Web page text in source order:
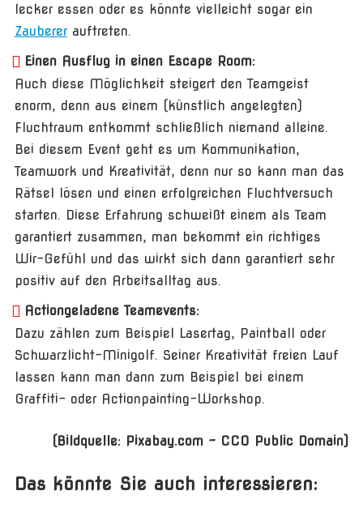
lecker essen oder es könnte vielleicht sogar ein
Zaubererauftreten.
Einen Ausflug in einen Escape Room:
Auch diese Möglichkeit steigert den Teamgeist
enorm, denn aus einem (künstlich angelegten)
Fluchtraum entkommt schließlich niemand alleine.
Bei diesem Event geht es um Kommunikation,
Teamwork und Kreativität, denn nur so kann man das
Rätsel lösen und einen erfolgreichen Fluchtversuch
starten. Diese Erfahrung schweißt einem als Team
garantiert zusammen, man bekommt ein richtiges
Wir-Gefühl und das wirkt sich dann garantiert sehr
positiv auf den Arbeitsalltag aus.
Actiongeladene Teamevents:
Dazu zählen zum Beispiel Lasertag, Paintball oder
Schwarzlicht-Minigolf. Seiner Kreativität freien Lauf
lassen kann man dann zum Beispiel bei einem
Graffiti- oder Actionpainting-Workshop.
(Bildquelle: Pixabay.com – CC0 Public Domain)
Das könnte Sie auch interessieren: